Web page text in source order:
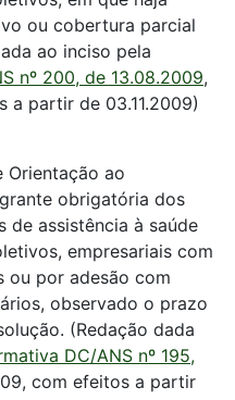
ou cobertura parcial
ao inciso pela
nº 200, de 13.08.2009,
a partir de 03.11.2009)
Orientação ao
obrigatória dos
assistência à saúde
empresariais com
ou por adesão com
observado o prazo
(Redação dada
DC/ANS nº 195,
com efeitos a partir